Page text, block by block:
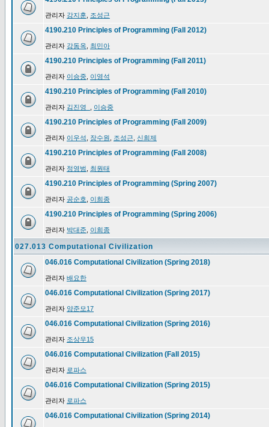
관리자 강지훈 조성근
4190.210 Principles of Programming (Fall 2012)
관리자 강동옥 최민아
4190.210 Principles of Programming (Fall 2011)
관리자 이승중 이영석
4190.210 Principles of Programming (Fall 2010)
관리자 김진영_ 이승중
4190.210 Principles of Programming (Fall 2009)
관리자 이우석 장수원 조성근 신희제
4190.210 Principles of Programming (Fall 2008)
관리자 정영범 최원태
4190.210 Principles of Programming (Spring 2007)
관리자 공순호 이희종
4190.210 Principles of Programming (Spring 2006)
관리자 박대준 이희종
027.013 Computational Civilization
046.016 Computational Civilization (Spring 2018)
관리자 배요한
046.016 Computational Civilization (Spring 2017)
관리자 양준모17
046.016 Computational Civilization (Spring 2016)
관리자 조상우15
046.016 Computational Civilization (Fall 2015)
관리자 로파스
046.016 Computational Civilization (Spring 2015)
관리자 로파스
046.016 Computational Civilization (Spring 2014)